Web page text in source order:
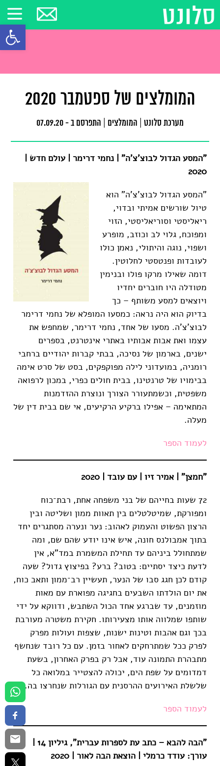
פתח
המומלצים של ספטמבר 2020
מערכת סלונט המומלצים התפרסם ב - 07.09.20
"המסע הגדול לבוצ'צ'ה" | נחמי דרימר | עולם חדש |
2020
"המסע הגדול לבוצ'צ'ה" הוא
טיול שורשים אמיתי ובדוי,
ריאליסטי וסוריאליסטי, הזוי
ומפוכח, גלוי לב וכוזב, מופרע
ושפוי, נוגה והיתולי, נאמן כולו
לעובדות ופנטסטי לחלוטין.
דומה שאילו מרקו פולו ובנימין
מטודלה היו חוברים יחדיו
ויוצאים למסע משותף – כך
בדיוק הוא היה נראה: כמסעו המופלא של נחמי דרימר
לבוצ'צ'ה. מסעו של אחד, נחמי דרימר, שמחפש את
עצמו ואת אבות אבותיו באתרי אינטרנט, בספרים
ישנים, בארמון של נסיכה, בבתי קברות יהודיים ברחבי
רומניה, במועדוני לילה מפוקפקים, בסט של סרט אימה
בבימויו של טרנטינו, בבית חולים כפרי, במכון לרפואה
משפטית, וכשמתעורר הצורך ונוצרת ההזדמנות
המתאימה – אפילו ברקיע הרקיעים, אי שם בבית דין של
מעלה.
לעמוד הספר
"חמצן" | אמיר זיו | עם עובד | 2020
72 שעות בחייהם של בני משפחה אחת, רבת־כוח
ומפורקת, שמיטלטלים בין תאוות ממון ושליטה ובין
הרצון הפשוט והעמוק לאהוב: נער ונערה מסתגרים יחד
בתוך אמבולנס חונה, איש אינו יודע שהם שם, ומה
שמתחולל ביניהם עד תחילת המשמרת במד"א, אין
לדעת כיצד יסתיים: בטוב? ברע? בפיצוץ גדול? שעה
קודם לכן חגג סבו של הנער, תעשיין רב־ממון ותאב כוח,
את יום הולדתו השבעים בחגיגה מפוארת עם מאות
מוזמנים, עד שברגע אחד הכול השתבש, ודווקא על ידי
שותפו שמלווה אותו מצעירותו. חקירת משטרה מעורבת
בכך וגם אהבות וטינות ישנות, שצפות ועולות מפרק
לפרק ככל שמתרחקים לאחור בזמן. עם כל רובד שנחשף
מתבהרת התמונה עוד, אבל רק בפרק האחרון, בשעת
דמדומים על שפת הים, יכולה להצטייר במלואה כל
שלשלת האירועים ההרסנית עם הגורלות שנחרצו בה.
לעמוד הספר
"הבה להבא – כתב עת לספרות עברית", גיליון 14 |
עורך: עודד כרמלי | הוצאת הבה לאור | 2020